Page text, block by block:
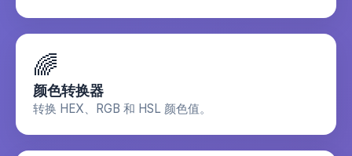
🌈
颜色转换器
转换 HEX、RGB 和 HSL 颜色值。